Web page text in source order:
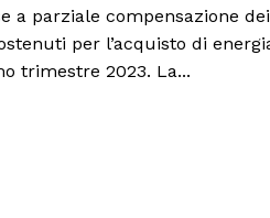
a parziale compensazione dei
per l’acquisto di
trimestre 2023. La...